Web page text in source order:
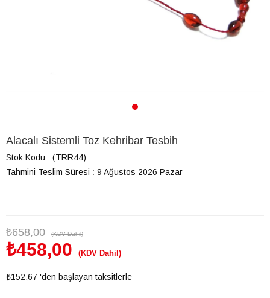
Alacalı Sistemli Toz Kehribar Tesbih
Stok Kodu
(TRR44)
Tahmini Teslim Süresi : 9 Ağustos 2026 Pazar
₺658,00 (KDV Dahil)
₺458,00 (KDV Dahil)
₺152,67 'den başlayan taksitlerle